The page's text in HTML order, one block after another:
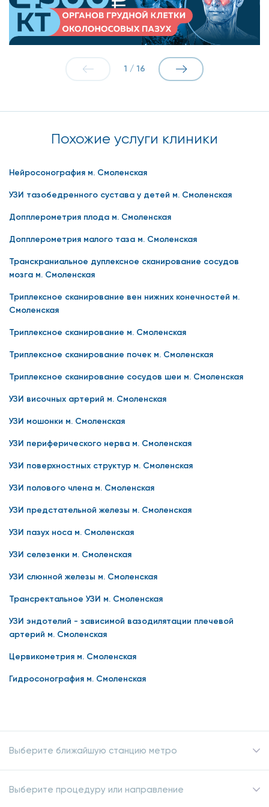
1 / 16
Похожие услуги клиники
Нейросонография м. Смоленская
УЗИ тазобедренного сустава у детей м. Смоленская
Допплерометрия плода м. Смоленская
Допплерометрия малого таза м. Смоленская
Транскраниальное дуплексное сканирование сосудов
мозга м. Смоленская
Триплексное сканирование вен нижних конечностей м.
Смоленская
Триплексное сканирование м. Смоленская
Триплексное сканирование почек м. Смоленская
Триплексное сканирование сосудов шеи м. Смоленская
УЗИ височных артерий м. Смоленская
УЗИ мошонки м. Смоленская
УЗИ периферического нерва м. Смоленская
УЗИ поверхностных структур м. Смоленская
УЗИ полового члена м. Смоленская
УЗИ предстательной железы м. Смоленская
УЗИ пазух носа м. Смоленская
УЗИ селезенки м. Смоленская
УЗИ слюнной железы м. Смоленская
Трансректальное УЗИ м. Смоленская
УЗИ эндотелий - зависимой вазодилятации плечевой
артерий м. Смоленская
Цервикометрия м. Смоленская
Гидросонография м. Смоленская
Выберите ближайшую станцию метро
Выберите процедуру или направление